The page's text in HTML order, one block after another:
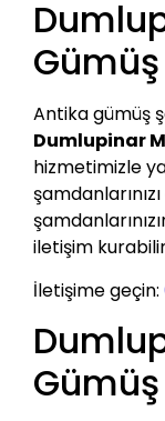
Antika gümüş
Dumlupinar
hizmetimizle
iletişim
İletişime geçin: